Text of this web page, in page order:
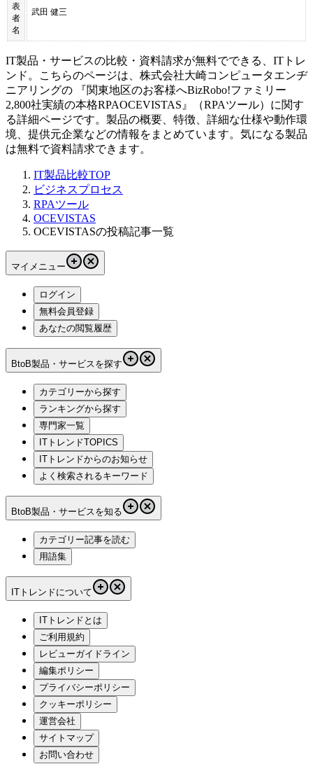
表
者
名
武田 健三
IT製品・サービスの比較・資料請求が無料でできる、ITトレ
ンド。こちらのページは、 株式会社大崎コンピュータエンヂ
ニアリングの 『関東地区のお客様へBizRobo!ファミリー
2,800社実績の本格RPAOCEVISTAS 』（RPAツール）に関す
る詳細ページです。製品の概要、特徴、詳細な仕様や動作環
境、提供元企業などの情報をまとめています。気になる製品
は無料で資料請求できます。
IT製品比較TOP
ビジネスプロセス
RPAツール
OCEVISTAS
OCEVISTASの投稿記事一覧
マイメニュー
ログイン
無料会員登録
あなたの閲覧履歴
BtoB製品・サービスを探す
カテゴリーから探す
ランキングから探す
専門家一覧
ITトレンドTOPICS
ITトレンドからのお知らせ
よく検索されるキーワード
BtoB製品・サービスを知る
カテゴリー記事を読む
用語集
ITトレンドについて
ITトレンドとは
ご利用規約
レビューガイドライン
編集ポリシー
プライバシーポリシー
クッキーポリシー
運営会社
サイトマップ
お問い合わせ